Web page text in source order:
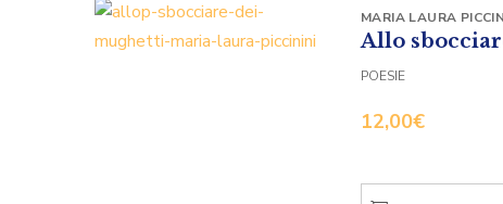
Allo
12,00€
MARIA LAURA
POESIE